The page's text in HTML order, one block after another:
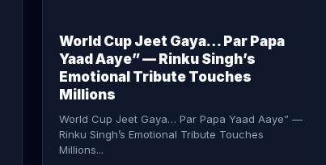
World Cup Jeet Gaya… Par Papa
Yaad Aaye” — Rinku Singh’s
Emotional Tribute Touches
Millions
World Cup Jeet Gaya… Par Papa Yaad Aaye” —
Rinku Singh’s Emotional Tribute Touches
Millions...